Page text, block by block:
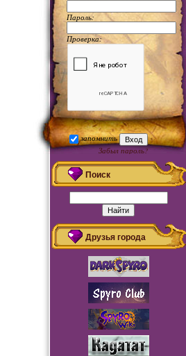
Пароль:
Проверка:
запомнить
Забыл пароль?
Регистрация
Поиск
Друзья города